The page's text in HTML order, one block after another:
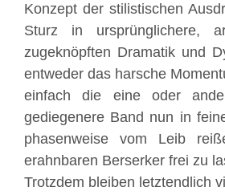
Konzept der stilistischen
Sturz in ursprünglichere,
zugeknöpften Dramatik und
entweder das harsche
einfach die eine oder
gediegenere Band nun in
phasenweise vom Leib
erahnbaren Berserker frei zu
Trotzdem bleiben letztendlich